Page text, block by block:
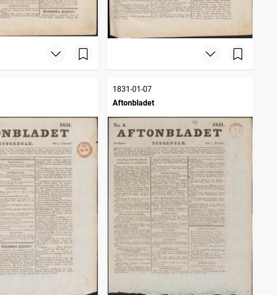
1831-01-07
Aftonbladet